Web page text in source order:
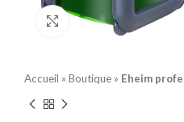
Click to enlarge
Accueil » Boutique » Eheim